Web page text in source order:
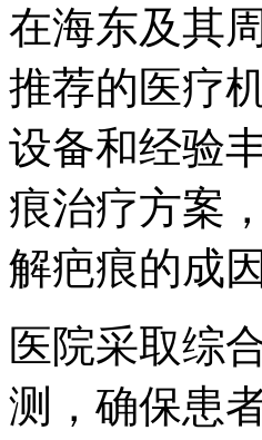
在海东及其
推荐的医疗
设备和经验
痕治疗方案
解疤痕的成
医院采取综
测，确保患